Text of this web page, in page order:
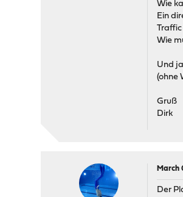
Wie
Ein
Wie
Und
(ohne
Gruß
Dirk
March
Der